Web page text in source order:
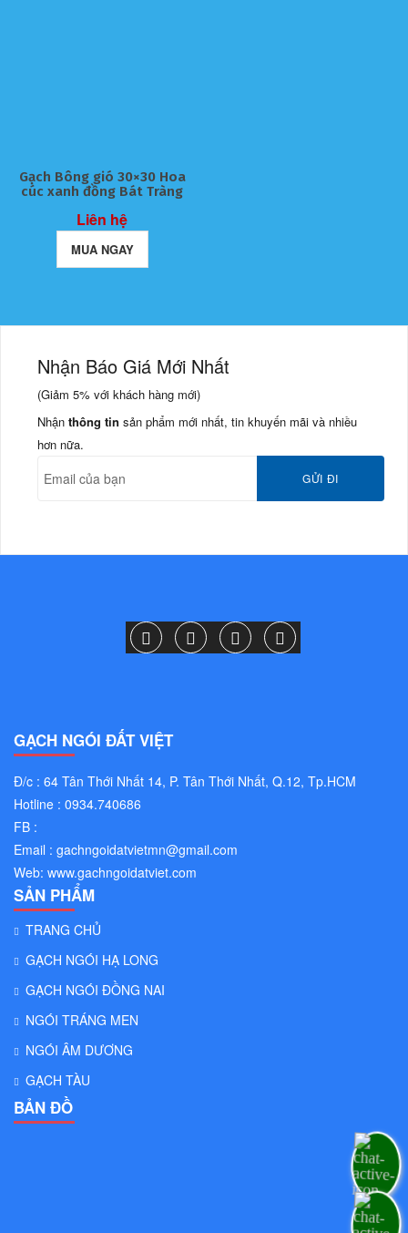
Gạch Bông gió 30×30 Hoa
cúc xanh đồng Bát Tràng
Liên hệ
MUA NGAY
Nhận Báo Giá Mới Nhất
(Giảm 5% với khách hàng mới)
Nhận thông tin sản phẩm mới nhất, tin khuyến mãi và nhiều
hơn nữa.
GẠCH NGÓI ĐẤT VIỆT
Đ/c : 64 Tân Thới Nhất 14, P. Tân Thới Nhất, Q.12, Tp.HCM
Hotline : 0934.740686
FB :
Email : gachngoidatvietmn@gmail.com
Web: www.gachngoidatviet.com
SẢN PHẨM
TRANG CHỦ
GẠCH NGÓI HẠ LONG
GẠCH NGÓI ĐỒNG NAI
NGÓI TRÁNG MEN
NGÓI ÂM DƯƠNG
GẠCH TÀU
BẢN ĐỒ